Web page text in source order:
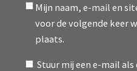
Mijn naam, e-mail en
voor de volgende keer
plaats.
Stuur mij een e-mail